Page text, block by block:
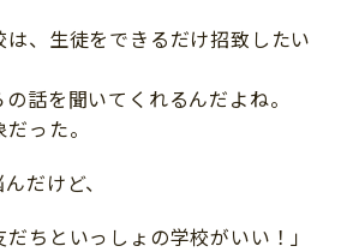
は、生徒をできるだけ招致したい
話を聞いてくれるんだよね。
った。
だけど、
ちといっしょの学校がいい！」